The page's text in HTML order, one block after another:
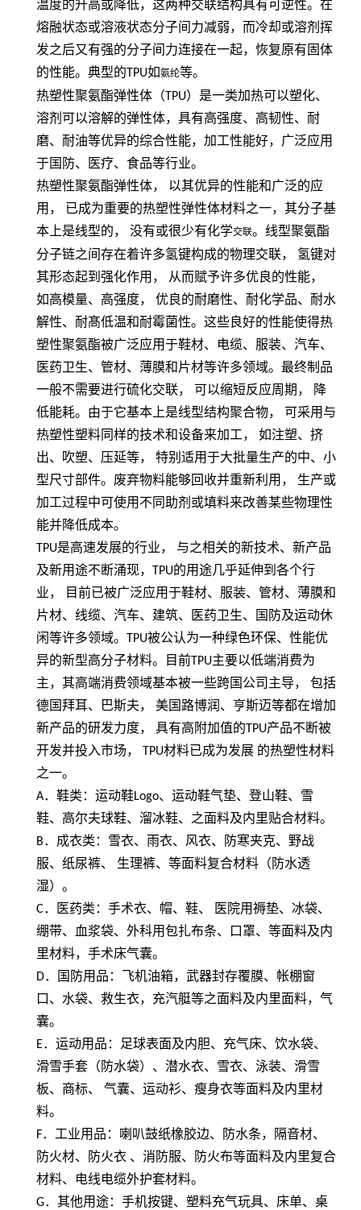
温度的升高或降低，这两种交联结构具有可逆性。在
熔融状态或溶液状态分子间力减弱，而冷却或溶剂挥
发之后又有强的分子间力连接在一起，恢复原有固体
的性能。典型的TPU如氨纶等。
热塑性聚氨酯弹性体（TPU）是一类加热可以塑化、
溶剂可以溶解的弹性体，具有高强度、高韧性、耐
磨、耐油等优异的综合性能，加工性能好，广泛应用
于国防、医疗、食品等行业。
热塑性聚氨酯弹性体，
以其优异的性能和广泛的应
用，
已成为重要的热塑性弹性体材料之一，其分子基
本上是线型的，
没有或很少有化学交联。线型聚氨酯
分子链之间存在着许多氢键构成的物理交联，
氢键对
其形态起到强化作用，
从而赋予许多优良的性能，
如高模量、高强度，
优良的耐磨性、耐化学品、耐水
解性、耐髙低温和耐霉菌性。这些良好的性能使得热
塑性聚氨酯被广泛应用于鞋材、电缆、服装、汽车、
医药卫生、管材、薄膜和片材等许多领域。最终制品
一般不需要进行硫化交联，
可以缩短反应周期，
降
低能耗。由于它基本上是线型结构聚合物，
可采用与
热塑性塑料同样的技术和设备来加工，
如注塑、挤
出、吹塑、压延等，
特别适用于大批量生产的中、小
型尺寸部件。废弃物料能够回收并重新利用，
生产或
加工过程中可使用不同助剂或填料来改善某些物理性
能并降低成本。
TPU是高速发展的行业， 与之相关的新技术、新产品
及新用途不断涌现， TPU的用途几乎延伸到各个行
业， 目前已被广泛应用于鞋材、服装、管材、薄膜和
片材、线缆、汽车、建筑、医药卫生、国防及运动休
闲等许多领域。 TPU被公认为一种绿色环保、性能优
异的新型高分子材料。目前TPU主要以低端消费为
主，其高端消费领域基本被一些跨国公司主导， 包括
德国拜耳、巴斯夫， 美国路博润、亨斯迈等都在增加
新产品的研发力度， 具有高附加值的TPU产品不断被
开发并投入市场， TPU材料已成为发展 的热塑性材料
之一。
A．鞋类：运动鞋Logo、运动鞋气垫、登山鞋、雪
鞋、高尔夫球鞋、溜冰鞋、之面料及内里贴合材料。
B．成衣类：雪衣、雨衣、风衣、防寒夹克、野战
服、纸尿裤、 生理裤、等面料复合材料（防水透
湿）。
C．医药类：手术衣、帽、鞋、 医院用褥垫、冰袋、
绷带、血浆袋、外科用包扎布条、口罩、等面料及内
里材料，手术床气囊。
D．国防用品：飞机油箱，武器封存覆膜、帐棚窗
口、水袋、救生衣，充汽艇等之面料及内里面料，气
囊。
E．运动用品：足球表面及内胆、充气床、饮水袋、
滑雪手套（防水袋）、潜水衣、雪衣、泳装、滑雪
板、商标、 气囊、运动衫、瘦身衣等面料及内里材
料。
F．工业用品：喇叭鼓纸橡胶边、防水条，隔音材、
防火材、防火衣 、消防服、防火布等面料及内里复合
材料、电线电缆外护套材料。
G．其他用途：手机按键、塑料充气玩具、床单、桌